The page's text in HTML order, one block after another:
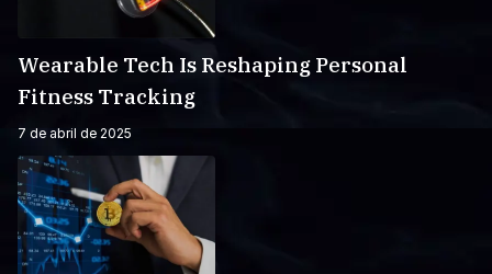
Wearable Tech Is Reshaping Personal
Fitness Tracking
7 de abril de 2025